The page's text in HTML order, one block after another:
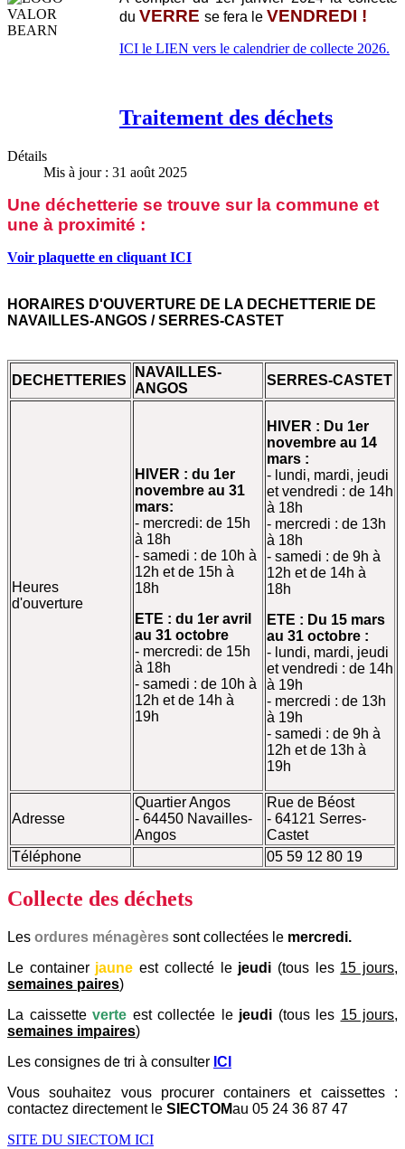
du VERRE se fera le VENDREDI !
ICI le LIEN vers le calendrier de collecte 2026.
Traitement des déchets
Détails
Mis à jour : 31 août 2025
Une déchetterie se trouve sur la commune et
une à proximité :
Voir plaquette en cliquant ICI
HORAIRES D'OUVERTURE DE LA DECHETTERIE DE
NAVAILLES-ANGOS /SERRES-CASTET
DECHETTERIES
NAVAILLES-
ANGOS
SERRES-CASTET
Heures
d'ouverture
HIVER : du 1er
novembre au 31
mars:
- mercredi: de 15h
à 18h
- samedi : de 10h à
12h et de 15h à
18h
ETE : du 1er avril
au 31 octobre
- mercredi: de 15h
à 18h
- samedi : de 10h à
12h et de 14h à
19h
HIVER : Du 1er
novembre au 14
mars :
- lundi, mardi, jeudi
et vendredi : de 14h
à 18h
- mercredi : de 13h
à 18h
- samedi : de 9h à
12h et de 14h à
18h
ETE : Du 15 mars
au 31 octobre :
- lundi, mardi, jeudi
et vendredi : de 14h
à 19h
- mercredi : de 13h
à 19h
- samedi : de 9h à
12h et de 13h à
19h
Adresse
Quartier Angos
- 64450 Navailles-
Angos
Rue de Béost
- 64121 Serres-
Castet
Téléphone
05 59 12 80 19
Collecte des déchets
Les ordures ménagères sont collectées le mercredi.
Le container jaune estcollecté le jeudi (tous les 15 jours,
semaines paires)
La caissette verte est collectée le jeudi (tous les 15 jours,
semaines impaires)
Les consignes de tri à consulter ICI
Vous souhaitez vous procurer containers et caissettes :
contactez directement le SIECTOMau 05 24 36 87 47
SITE DU SIECTOM ICI